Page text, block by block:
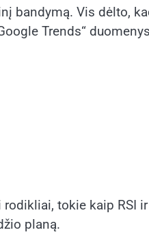
bandymą. Vis dėlto,
Trends“
tokie kaip RSI
planą.